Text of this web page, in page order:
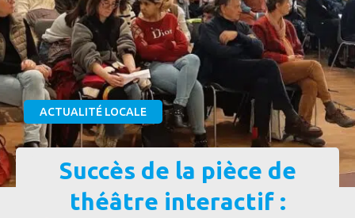
ACTUALITÉ LOCALE
Succès de la pièce de
théâtre interactif :